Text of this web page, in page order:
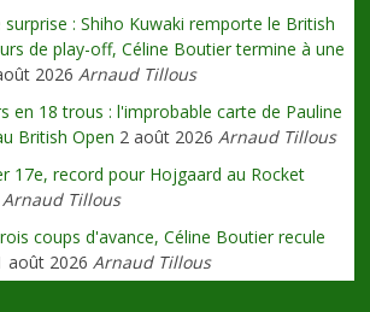
: Shiho Kuwaki remporte le British
de play-off, Céline Boutier termine à une
2026 Arnaud Tillous
en 18 trous : l'improbable carte de Pauline
British Open 2 août 2026 Arnaud Tillous
17e, record pour Hojgaard au Rocket
Arnaud Tillous
coups d'avance, Céline Boutier recule
août 2026 Arnaud Tillous